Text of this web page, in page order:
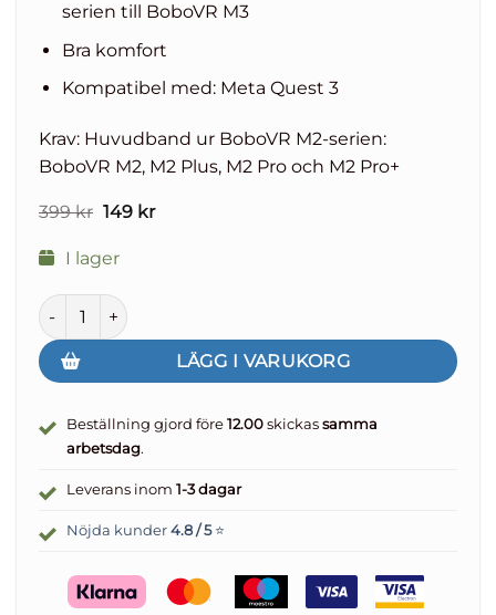
serien till BoboVR M3
Bra komfort
Kompatibel med: Meta Quest 3
Krav: Huvudband ur BoboVR M2-serien:
BoboVR M2, M2 Plus, M2 Pro och M2 Pro+
399kr Det
var:
149 krDet
I lager
BoboVR Retrofit Kit M2 till M3 för Meta Quest 3 mängd
LÄGG I VARUKORG
Beställning gjord före 12.00 skickas samma
arbetsdag.
Leverans inom 1-3 dagar
Nöjda kunder 4.8 / 5⭐